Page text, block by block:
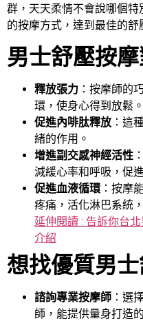
群，天天柔情不會說哪個
的按摩方式，達到最佳的舒
男士舒壓按
釋放張力 ：按摩師的
環，使身心得到放鬆。
促進內啡肽釋放 ：這
緒的作用。
增進副交感神經活性
減緩心率和呼吸，促
促進血液循環 ：按摩
疼痛，活化淋巴系統
延伸閱讀 : 告訴你台
介紹
想找優質男
諮詢專業按摩師 ：選
師，能提供量身打造